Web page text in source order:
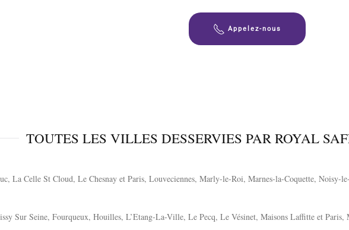
Appelez-nous
TOUTES LES VILLES DESSERVIES PAR ROYAL
La Celle St Cloud, Le Chesnay et Paris, Louveciennes, Marly-le-Roi, Marnes-la-Coquette, Noisy-
Sur Seine, Fourqueux, Houilles, L’Etang-La-Ville, Le Pecq, Le Vésinet, Maisons Laffitte et